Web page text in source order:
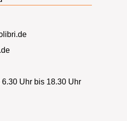
Uhr bis 18.30 Uhr